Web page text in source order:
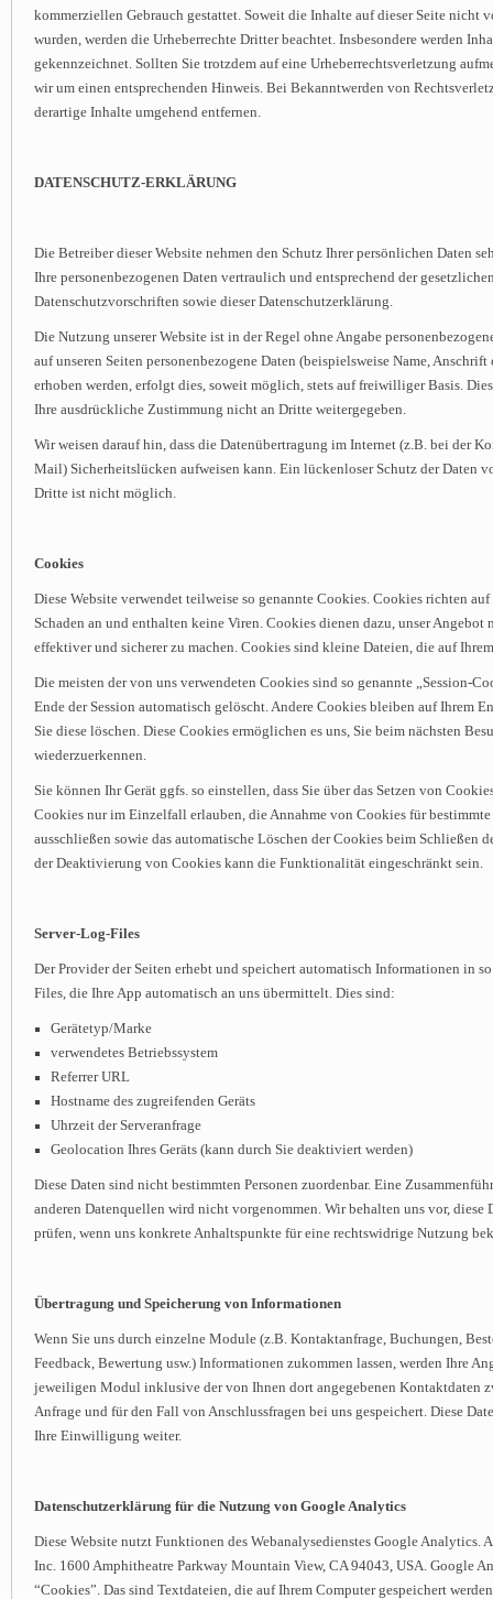
kommerziellen Gebrauch gestattet. Soweit die Inhalte auf dieser Seite nicht
wurden, werden die Urheberrechte Dritter beachtet. Insbesondere werden
gekennzeichnet. Sollten Sie trotzdem auf eine Urheberrechtsverletzung
wir um einen entsprechenden Hinweis. Bei Bekanntwerden von
derartige Inhalte umgehend entfernen.
DATENSCHUTZ-ERKLÄRUNG
Die Betreiber dieser Website nehmen den Schutz Ihrer persönlichen Daten
Ihre personenbezogenen Daten vertraulich und entsprechend der
Datenschutzvorschriften sowie dieser Datenschutzerklärung.
Die Nutzung unserer Website ist in der Regel ohne Angabe
auf unseren Seiten personenbezogene Daten (beispielsweise Name,
erhoben werden, erfolgt dies, soweit möglich, stets auf freiwilliger Basis.
Ihre ausdrückliche Zustimmung nicht an Dritte weitergegeben.
Wir weisen darauf hin, dass die Datenübertragung im Internet (z.B. bei der
Mail) Sicherheitslücken aufweisen kann. Ein lückenloser Schutz der Daten
Dritte ist nicht möglich.
Cookies
Diese Website verwendet teilweise so genannte Cookies. Cookies richten
Schaden an und enthalten keine Viren. Cookies dienen dazu, unser Angebot
effektiver und sicherer zu machen. Cookies sind kleine Dateien, die auf
Die meisten der von uns verwendeten Cookies sind so genannte „Session-
Ende der Session automatisch gelöscht. Andere Cookies bleiben auf Ihrem
Sie diese löschen. Diese Cookies ermöglichen es uns, Sie beim nächsten
wiederzuerkennen.
Sie können Ihr Gerät ggfs. so einstellen, dass Sie über das Setzen von
Cookies nur im Einzelfall erlauben, die Annahme von Cookies für
ausschließen sowie das automatische Löschen der Cookies beim Schließen
der Deaktivierung von Cookies kann die Funktionalität eingeschränkt sein.
Server-Log-Files
Der Provider der Seiten erhebt und speichert automatisch Informationen in
Files, die Ihre App automatisch an uns übermittelt. Dies sind:
Gerätetyp/Marke
verwendetes Betriebssystem
Referrer URL
Hostname des zugreifenden Geräts
Uhrzeit der Serveranfrage
Geolocation Ihres Geräts (kann durch Sie deaktiviert werden)
Diese Daten sind nicht bestimmten Personen zuordenbar. Eine
anderen Datenquellen wird nicht vorgenommen. Wir behalten uns vor, diese
prüfen, wenn uns konkrete Anhaltspunkte für eine rechtswidrige Nutzung
Übertragung und Speicherung von Informationen
Wenn Sie uns durch einzelne Module (z.B. Kontaktanfrage, Buchungen,
Feedback, Bewertung usw.) Informationen zukommen lassen, werden Ihre
jeweiligen Modul inklusive der von Ihnen dort angegebenen Kontaktdaten
Anfrage und für den Fall von Anschlussfragen bei uns gespeichert. Diese
Ihre Einwilligung weiter.
Datenschutzerklärung für die Nutzung von Google Analytics
Diese Website nutzt Funktionen des Webanalysedienstes Google Analytics.
Inc. 1600 Amphitheatre Parkway Mountain View, CA 94043, USA. Google
“Cookies”. Das sind Textdateien, die auf Ihrem Computer gespeichert